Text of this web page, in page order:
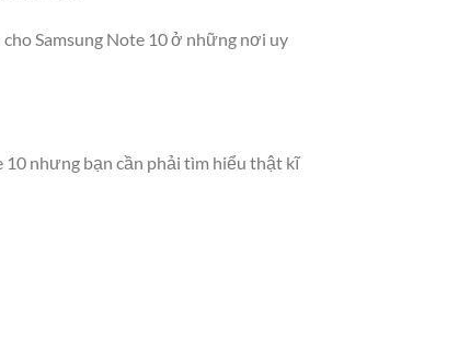
Samsung Note 10 ở những nơi uy
nhưng bạn cần phải tìm hiểu thật kĩ